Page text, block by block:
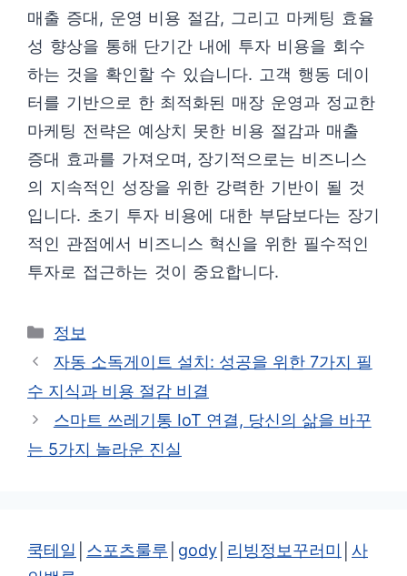
매출 증대, 운영 비용 절감, 그리고 마케팅 효율
성 향상을 통해 단기간 내에 투자 비용을 회수
하는 것을 확인할 수 있습니다. 고객 행동 데이
터를 기반으로 한 최적화된 매장 운영과 정교한
마케팅 전략은 예상치 못한 비용 절감과 매출
증대 효과를 가져오며, 장기적으로는 비즈니스
의 지속적인 성장을 위한 강력한 기반이 될 것
입니다. 초기 투자 비용에 대한 부담보다는 장기
적인 관점에서 비즈니스 혁신을 위한 필수적인
투자로 접근하는 것이 중요합니다.
카
테
리
정보
자동 소독게이트 설치: 성공을 위한 7가지 필
수 지식과 비용 절감 비결
스마트 쓰레기통 IoT 연결, 당신의 삶을 바꾸
는 5가지 놀라운 진실
쿡테일 스포츠룰루 gody 리빙정보꾸러미
사